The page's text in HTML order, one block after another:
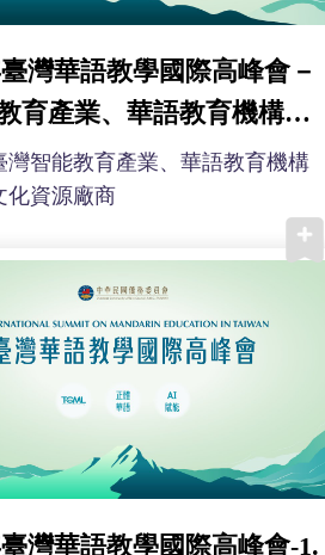
灣華語教學國際高峰會－
育產業、華語教育機構及
資源發表與推廣
灣智能教育產業、華語教育機構
化資源廠商
灣華語教學國際高峰會-1.